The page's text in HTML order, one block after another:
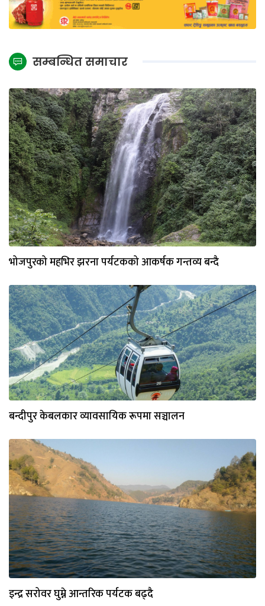
सम्बन्धित समाचार
भोजपुरको महभिर झरना पर्यटकको आकर्षक गन्तव्य बन्दै
बन्दीपुर केबलकार व्यावसायिक रूपमा सञ्चालन
इन्द्र सरोवर घुम्ने आन्तरिक पर्यटक बढ्दै